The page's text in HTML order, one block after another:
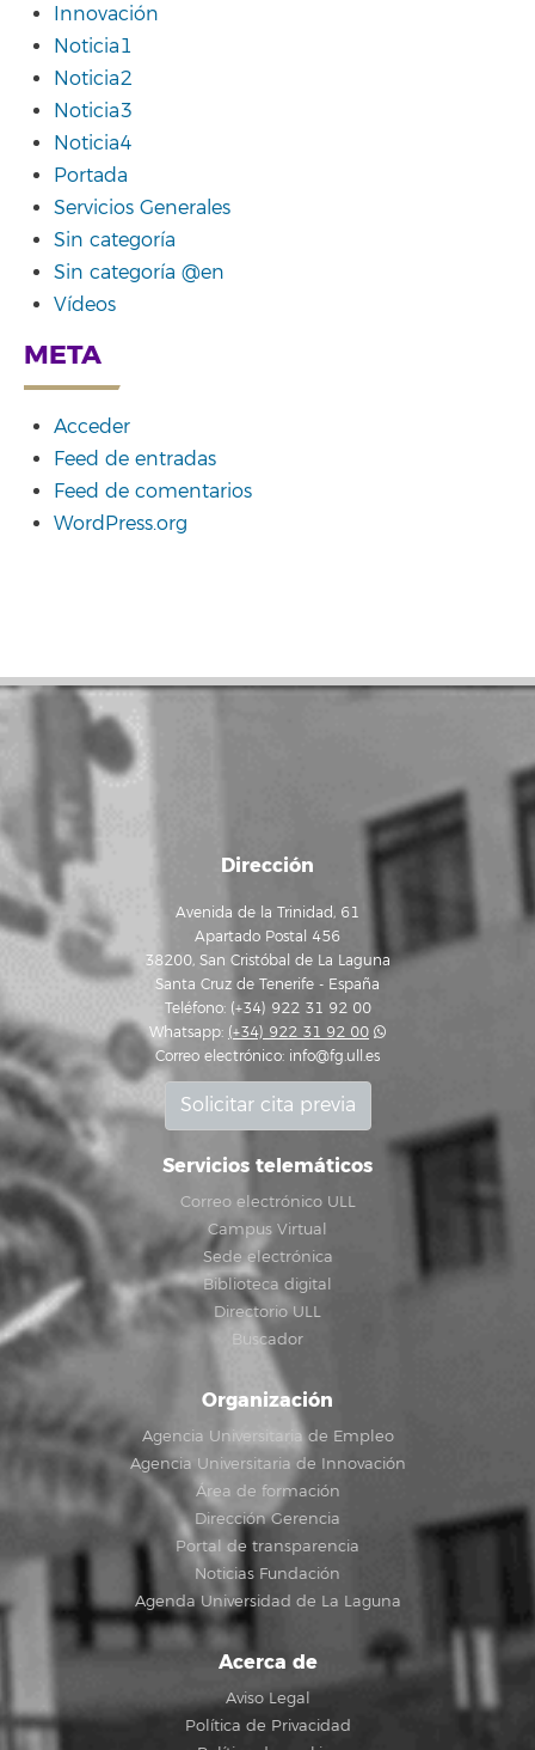
Innovación
Noticia1
Noticia2
Noticia3
Noticia4
Portada
Servicios Generales
Sin categoría
Sin categoría @en
Vídeos
META
Acceder
Feed de entradas
Feed de comentarios
WordPress.org
Dirección
Avenida de la Trinidad, 61
Apartado Postal 456
38200, San Cristóbal de La Laguna
Santa Cruz de Tenerife - España
Teléfono: (+34) 922 31 92 00
Whatsapp: (+34) 922 31 92 00
Correo electrónico: info@fg.ull.es
Solicitar cita previa
Servicios telemáticos
Correo electrónico ULL
Campus Virtual
Sede electrónica
Biblioteca digital
Directorio ULL
Buscador
Organización
Agencia Universitaria de Empleo
Agencia Universitaria de Innovación
Área de formación
Dirección Gerencia
Portal de transparencia
Noticias Fundación
Agenda Universidad de La Laguna
Acerca de
Aviso Legal
Política de Privacidad